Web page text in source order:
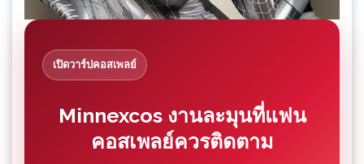
เปิดวาร์ปคอสเพลย์
Minnexcos งานละมุนที่แฟน
คอสเพลย์ควรติดตาม